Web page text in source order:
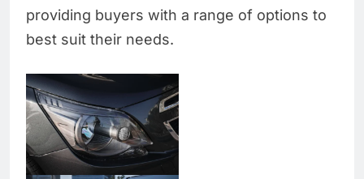
providing buyers with a range of options to
best suit their needs.